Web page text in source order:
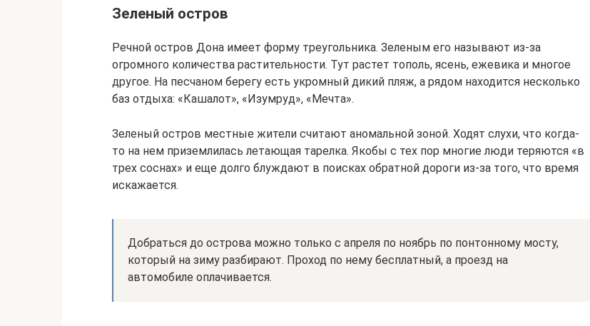
Зеленый остров
Речной остров Дона имеет форму треугольника. Зеленым его называют из-за
огромного количества растительности. Тут растет тополь, ясень, ежевика и многое
другое. На песчаном берегу есть укромный дикий пляж, а рядом находится несколько
баз отдыха: «Кашалот», «Изумруд», «Мечта».
Зеленый остров местные жители считают аномальной зоной. Ходят слухи, что когда-
то на нем приземлилась летающая тарелка. Якобы с тех пор многие люди теряются «в
трех соснах» и еще долго блуждают в поисках обратной дороги из-за того, что время
искажается.
Добраться до острова можно только с апреля по ноябрь по понтонному мосту,
который на зиму разбирают. Проход по нему бесплатный, а проезд на
автомобиле оплачивается.